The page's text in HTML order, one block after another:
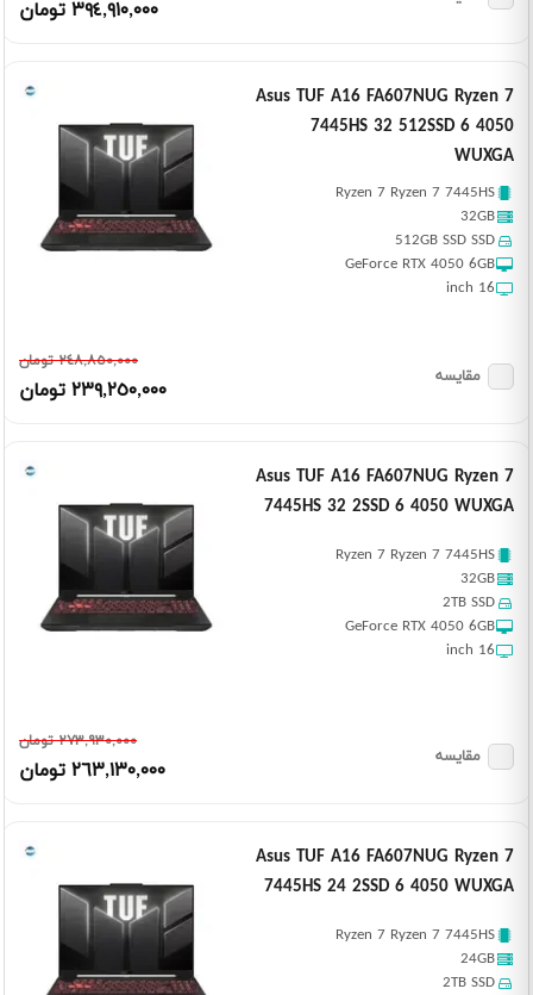
٣٩٤,٩١٠,٠٠٠ تومان
Asus TUF A16 FA607NUG Ryzen 7
7445HS 32 512SSD 6 4050
WUXGA
Ryzen 7 Ryzen 7 7445HS
32GB
512GB SSD SSD
GeForce RTX 4050 6GB
16 inch
٢٤٨,٨٥٠,٠٠٠ تومان
٢٣٩,٢٥٠,٠٠٠ تومان
مقایسه
Asus TUF A16 FA607NUG Ryzen 7
7445HS 32 2SSD 6 4050 WUXGA
Ryzen 7 Ryzen 7 7445HS
32GB
2TB SSD
GeForce RTX 4050 6GB
16 inch
٢٧٣,٩٣٠,٠٠٠ تومان
٢٦٣,١٣٠,٠٠٠ تومان
مقایسه
Asus TUF A16 FA607NUG Ryzen 7
7445HS 24 2SSD 6 4050 WUXGA
Ryzen 7 Ryzen 7 7445HS
24GB
2TB SSD